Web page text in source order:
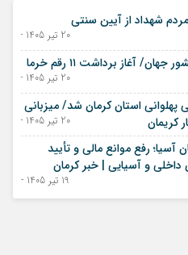
شهداد از آیین سنتی
20 تیر 1405 - 11 ژوئیه 2026
صادرات خرمای شهداد به ۴۸ کشور جهان/ آغاز برداشت ۱۱ رقم خرما
20 تیر 1405 - 11 ژوئیه 2026
استان کرمان شد/ میزبانی
کریمان
20 تیر 1405 - 11 ژوئیه 2026
رفع موانع مالی و تأیید
داخلی و آسیایی | خبر کرمان
19 تیر 1405 - 10 ژوئیه 2026